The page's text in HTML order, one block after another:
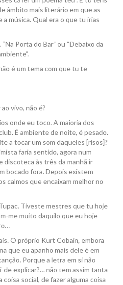
âmbito mais literário em que as
a música. Qual era o que tu irias
Porta do Bar” ou “Debaixo da
é um tema com que tu te
vivo, não é?
onde eu toco. A maioria dos
É ambiente de noite, é pesado.
a tocar um som daqueles [risos]?
faria sentido, agora num
discoteca às três da manhã ir
bocado fora. Depois existem
calmos que encaixam melhor no
Tiveste mestres que tu hoje
me muito daquilo que eu hoje
O próprio Kurt Cobain, embora
que eu apanho mais dele é em
Porque a letra em si não
de explicar?… não tem assim tanta
social, de fazer alguma coisa